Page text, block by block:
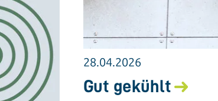
28.04.2026
Gut gekühlt